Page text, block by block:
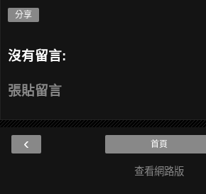
分享
沒有留言:
張貼留言
‹ 首頁
查看網路版